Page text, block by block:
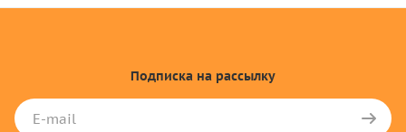
Подписка на рассылку